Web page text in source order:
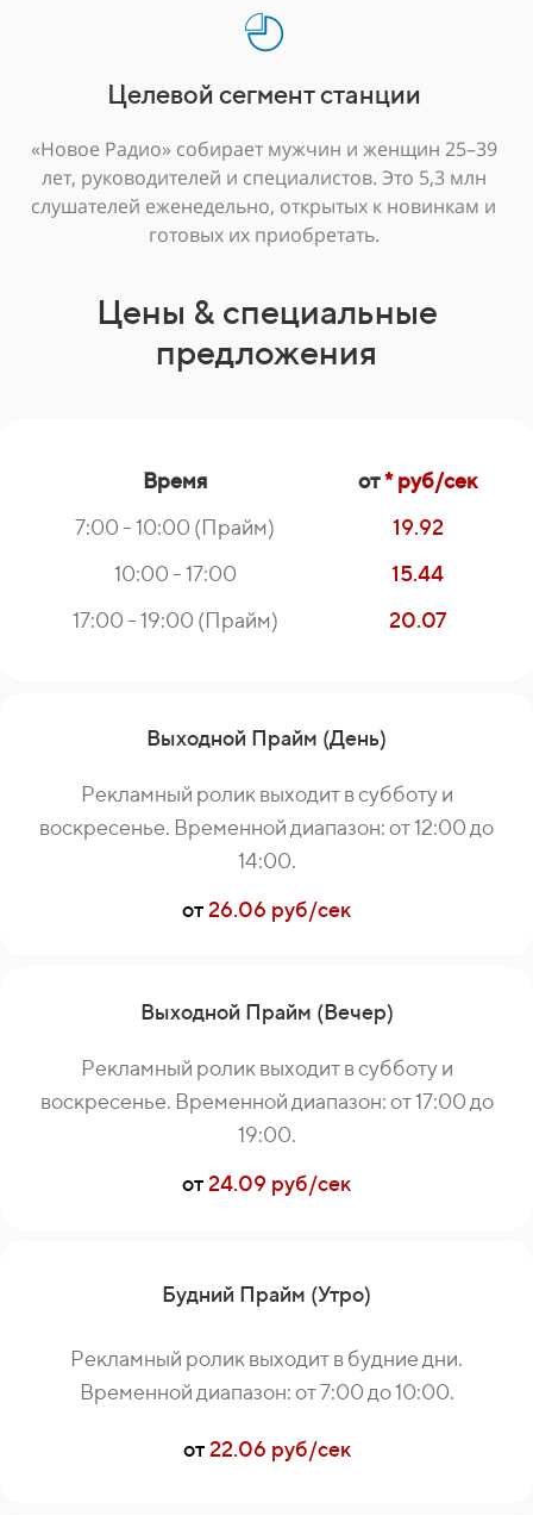
Целевой сегмент станции
«Новое Радио» собирает мужчин и женщин 25–39
лет, руководителей и специалистов. Это 5,3 млн
слушателей еженедельно, открытых к новинкам и
готовых их приобретать.
Цены & специальные
предложения
Время от* руб/сек
7:00 - 10:00 (Прайм)
19.92
10:00 - 17:00
15.44
17:00 - 19:00 (Прайм)
20.07
Выходной Прайм (День)
Рекламный ролик выходит в субботу и
воскресенье. Временной диапазон: от 12:00 до
14:00.
от26.06 руб/сек
Выходной Прайм (Вечер)
Рекламный ролик выходит в субботу и
воскресенье. Временной диапазон: от 17:00 до
19:00.
от24.09 руб/сек
Будний Прайм (Утро)
Рекламный ролик выходит в будние дни.
Временной диапазон: от 7:00 до 10:00.
от22.06 руб/сек